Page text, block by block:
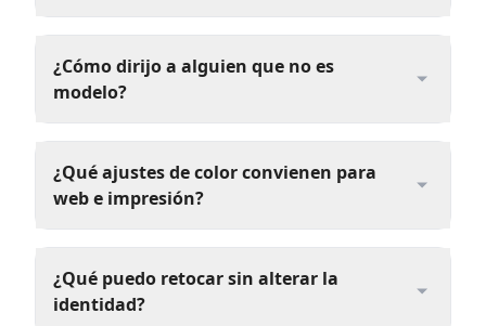
¿Cómo dirijo a alguien que no es
modelo?
¿Qué ajustes de color convienen para
web e impresión?
¿Qué puedo retocar sin alterar la
identidad?